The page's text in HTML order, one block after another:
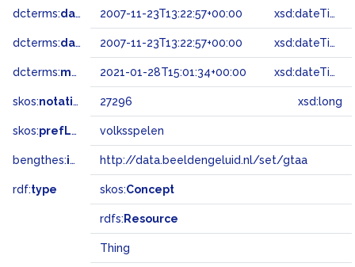
dcterms:dateAccepted 2007-11-23T13:22:57+00:00 xsd:dateTime
dcterms:dateSubmitted 2007-11-23T13:22:57+00:00 xsd:dateTime
dcterms:modified 2021-01-28T15:01:34+00:00 xsd:dateTime
skos:notation 27296 xsd:long
skos:prefLabel volksspelen
bengthes:inSet http://data.beeldengeluid.nl/set/gtaa
rdf:type skos:Concept
rdfs: Resource
Thing